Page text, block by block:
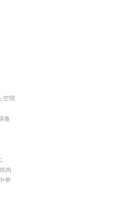
空間
奏
焼肉
華